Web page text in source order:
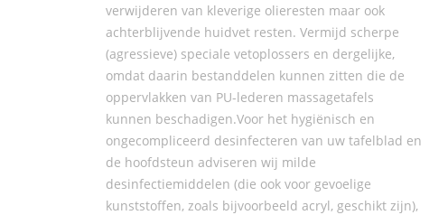
verwijderen van kleverige olieresten maar ook
achterblijvende huidvet resten. Vermijd scherpe
(agressieve) speciale vetoplossers en dergelijke,
omdat daarin bestanddelen kunnen zitten die de
oppervlakken van PU-lederen massagetafels
kunnen beschadigen.Voor het hygiënisch en
ongecompliceerd desinfecteren van uw tafelblad en
de hoofdsteun adviseren wij milde
desinfectiemiddelen (die ook voor gevoelige
kunststoffen, zoals bijvoorbeeld acryl, geschikt zijn),